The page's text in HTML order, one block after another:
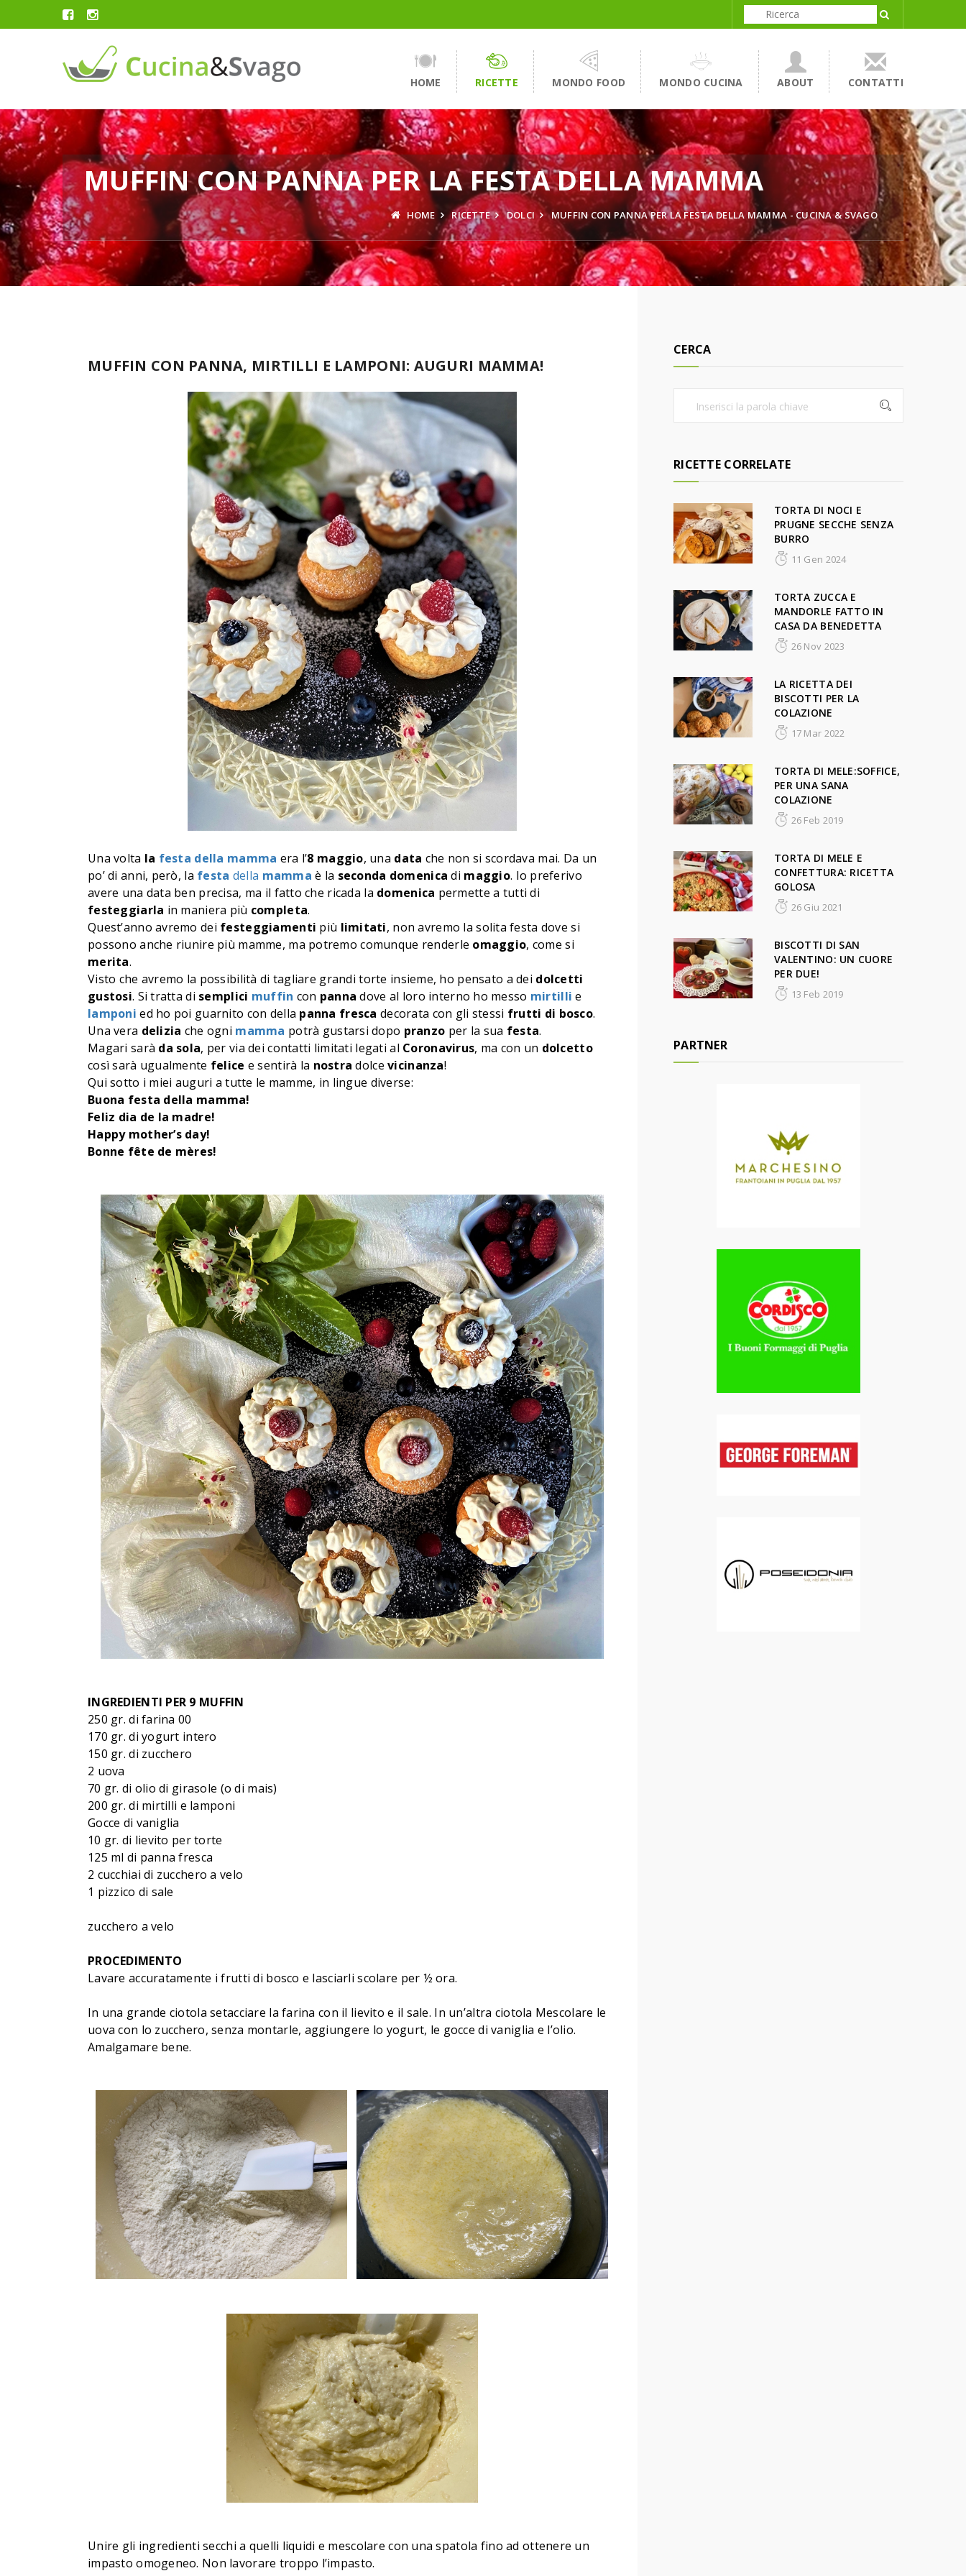
HOME RICETTE MONDO FOOD MONDO CUCINA ABOUT CONTATTI
MUFFIN CON PANNA PER LA FESTA DELLA MAMMA
HOME RICETTE DOLCI MUFFIN CON PANNA PER LA FESTA DELLA MAMMA - CUCINA & SVAGO
MUFFIN CON PANNA, MIRTILLI E LAMPONI: AUGURI MAMMA!
Una volta la festa della mamma era l’8 maggio, una data che non si scordava mai. Da un
po’ di anni, però, la festa della mamma è la seconda domenica di maggio. Io preferivo
avere una data ben precisa, ma il fatto che ricada la domenica permette a tutti di
festeggiarla in maniera più completa.
Quest’anno avremo dei festeggiamenti più limitati, non avremo la solita festa dove si
possono anche riunire più mamme, ma potremo comunque renderle omaggio, come si
merita.
Visto che avremo la possibilità di tagliare grandi torte insieme, ho pensato a dei dolcetti
gustosi. Si tratta di semplici muffin con panna dove al loro interno ho messo mirtilli e
lamponi ed ho poi guarnito con della panna fresca decorata con gli stessi frutti di bosco.
Una vera delizia che ogni mamma potrà gustarsi dopo pranzo per la sua festa.
Magari sarà da sola, per via dei contatti limitati legati al Coronavirus, ma con un dolcetto
così sarà ugualmente felice e sentirà la nostra dolcevicinanza!
Qui sotto i miei auguri a tutte le mamme, in lingue diverse:
Buona festa della mamma!
Feliz dia de la madre!
Happy mother’s day!
Bonne fête de mères!
INGREDIENTI PER 9 MUFFIN
250 gr. di farina 00
170 gr. di yogurt intero
150 gr. di zucchero
2 uova
70 gr. di olio di girasole (o di mais)
200 gr. di mirtilli e lamponi
Gocce di vaniglia
10 gr. di lievito per torte
125 ml di panna fresca
2 cucchiai di zucchero a velo
1 pizzico di sale
zucchero a velo
PROCEDIMENTO
Lavare accuratamente i frutti di bosco e lasciarli scolare per ½ ora.
In una grande ciotola setacciare la farina con il lievito e il sale. In un’altra ciotola Mescolare le
uova con lo zucchero, senza montarle, aggiungere lo yogurt, le gocce di vaniglia e l’olio.
Amalgamare bene.
Unire gli ingredienti secchi a quelli liquidi e mescolare con una spatola fino ad ottenere un
impasto omogeneo. Non lavorare troppo l’impasto.
CERCA
RICETTE CORRELATE
TORTA DI NOCI E
PRUGNE SECCHE SENZA
BURRO
11 Gen 2024
TORTA ZUCCA E
MANDORLE FATTO IN
CASA DA BENEDETTA
26 Nov 2023
LA RICETTA DEI
BISCOTTI PER LA
COLAZIONE
17 Mar 2022
TORTA DI MELE:SOFFICE,
PER UNA SANA
COLAZIONE
26 Feb 2019
TORTA DI MELE E
CONFETTURA: RICETTA
GOLOSA
26 Giu 2021
BISCOTTI DI SAN
VALENTINO: UN CUORE
PER DUE!
13 Feb 2019
PARTNER